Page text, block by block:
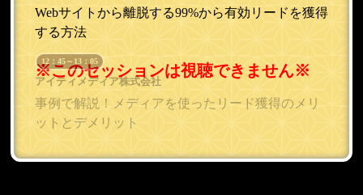
Webサイトから離脱する99%から有効リードを獲得
する方法
12：45～13：05
アイティメディア株式会社
事例で解説！メディアを使ったリード獲得のメリ
ットとデメリット